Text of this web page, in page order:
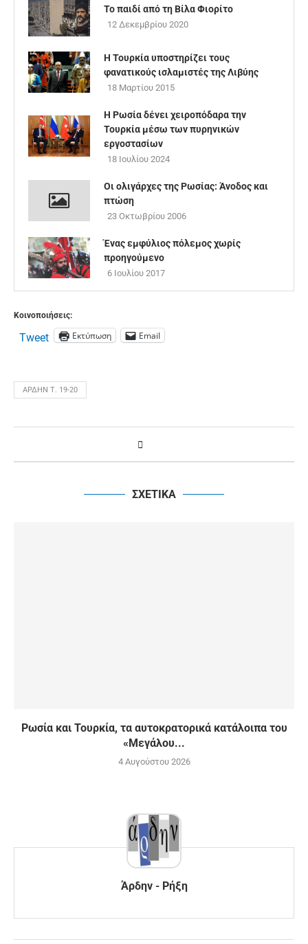
Το παιδί από τη Βίλα Φιορίτο
12 Δεκεμβρίου 2020
Η Τουρκία υποστηρίζει τους
φανατικούς ισλαμιστές της Λιβύης
18 Μαρτίου 2015
Η Ρωσία δένει χειροπόδαρα την
Τουρκία μέσω των πυρηνικών
εργοστασίων
18 Ιουλίου 2024
Οι ολιγάρχες της Ρωσίας: Άνοδος και
πτώση
23 Οκτωβρίου 2006
Ένας εμφύλιος πόλεμος χωρίς
προηγούμενo
6 Ιουλίου 2017
Κοινοποιήσεις:
Tweet Εκτύπωση Email
ΆΡΔΗΝ Τ. 19-20
ΣΧΕΤΙΚΑ
Ρωσία και Τουρκία, τα αυτοκρατορικά κατάλοιπα του
«Μεγάλου...
4 Αυγούστου 2026
Άρδην - Ρήξη